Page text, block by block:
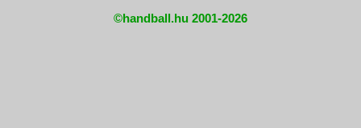
©handball.hu 2001-2026